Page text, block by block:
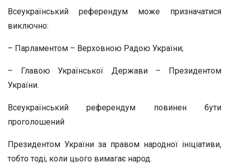
Всеукраїнський референдум може призначатися
виключно:
– Парламентом – Верховною Радою України;
– Главою Української Держави – Президентом
України.
Всеукраїнський референдум повинен бути
проголошений
Президентом України за правом народної ініціативи,
тобто тоді, коли цього вимагає народ.